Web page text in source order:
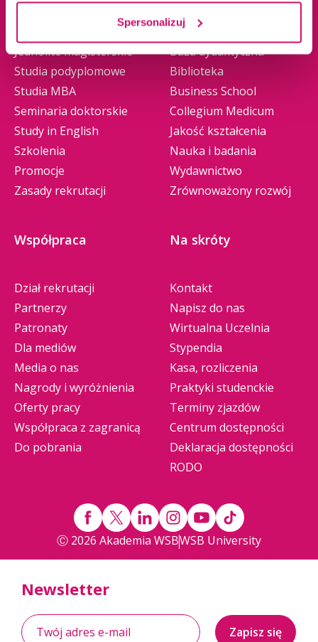
Spersonalizuj
Jednolite magisterskie
Studia podyplomowe
Studia MBA
Seminaria doktorskie
Study in English
Szkolenia
Promocje
Zasady rekrutacji
Władze
Baza dydaktyczna
Biblioteka
Business School
Collegium Medicum
Jakość kształcenia
Nauka i badania
Wydawnictwo
Zrównoważony rozwój
Współpraca
Dział rekrutacji
Partnerzy
Patronaty
Dla mediów
Media o nas
Nagrody i wyróżnienia
Oferty pracy
Współpraca z zagranicą
Do pobrania
Na skróty
Kontakt
Napisz do nas
Wirtualna Uczelnia
Stypendia
Kasa, rozliczenia
Praktyki studenckie
Terminy zjazdów
Centrum dostępności
Deklaracja dostępności
RODO
Ⓒ 2026 Akademia WSBWSB University
Newsletter
Zapisz się